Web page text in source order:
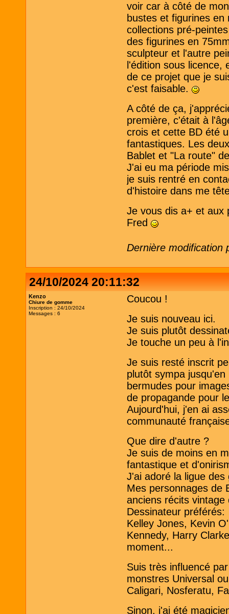
voir car à côté de
bustes et figurines
collections pré-
des figurines en
sculpteur et l'autre
l'édition sous
de ce projet que je
c'est faisable.
A côté de ça,
première, c'était à
crois et cette BD été
fantastiques. Les
Bablet et "La route"
J'ai eu ma période
je suis rentré en
d'histoire dans me
Je vous dis a+ et aux
Fred
Dernière modification
24/10/2024 20:11:32
Kenzo
Chiure de gomme
Inscription : 24/10/2024
Messages : 6
Coucou !
Je suis nouveau ici.
Je suis plutôt
Je touche un peu à
Je suis resté inscrit
plutôt sympa
bermudes pour
de propagande pour
Aujourd'hui, j'en ai
communauté
Que dire d'autre ?
Je suis de moins en
fantastique et
J'ai adoré la ligue
Mes personnages de
anciens récits
Dessinateur préférés:
Kelley Jones, Kevin
Kennedy, Harry
moment...
Suis très influencé
monstres Universal
Caligari, Nosferatu,
Sinon, j'ai été